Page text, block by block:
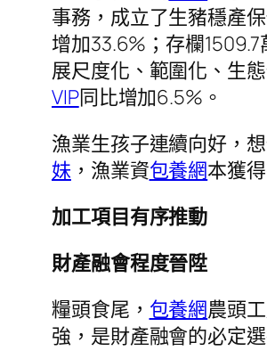
事務，成立了生豬穩產
增加33.6%；存欄
展尺度化、範圍化、生
VIP同比增加6.5%。
漁業生孩子連續向好，
妹 ，漁業資包養網本獲
加工項目有序推動
財產融會程度晉陞
糧頭食尾， 包養網農頭
強，是財產融會的必定